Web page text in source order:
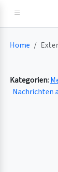
Home
Kategorien:
Nachrichten